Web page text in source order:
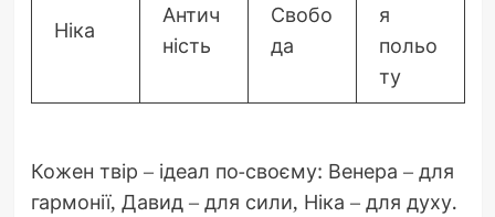
Ніка
Антич
ність
Свобо
да
я
польо
ту
Кожен твір – ідеал по-своєму: Венера – для
гармонії, Давид – для сили, Ніка – для духу.